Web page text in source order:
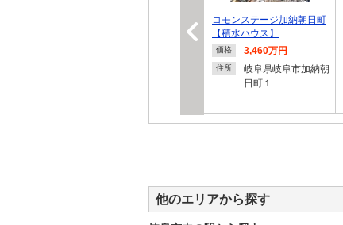
コモンステージ加納朝日町
【積水ハウス】
価格 3,460万円
住所
岐阜県岐阜市加納朝
日町１
他のエリアから探す